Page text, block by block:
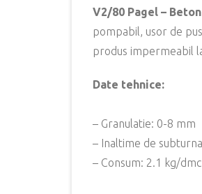
V2/80 Pagel –
pompabil, usor de
produs impermeabil
Date tehnice:
– Granulatie: 0-8 mm
– Inaltime de
– Consum: 2.1 kg/dmc